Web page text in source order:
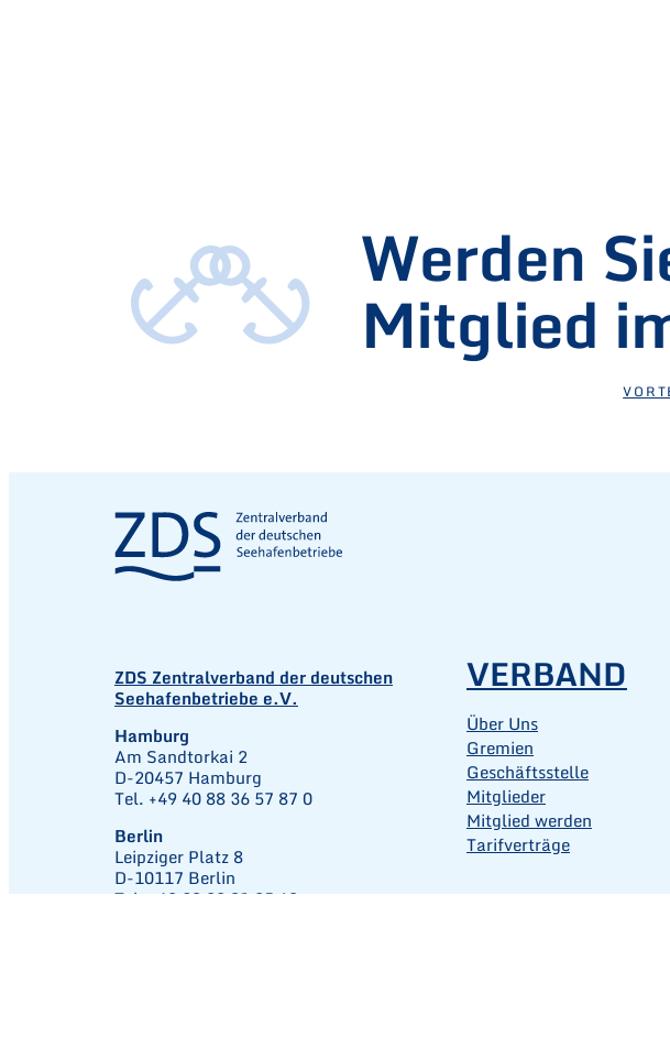
Werden
Mitglied
ZDS Zentralverband der deutschen
Seehafenbetriebe e.V.
Hamburg
Am Sandtorkai 2
D-20457 Hamburg
Tel. +49 40 88 36 57 87 0
Berlin
Leipziger Platz 8
D-10117 Berlin
Tel. +49 30 22 01 25 69
VERBAND
Über Uns
Gremien
Geschäftsstelle
Mitglieder
Mitglied werden
Tarifverträge